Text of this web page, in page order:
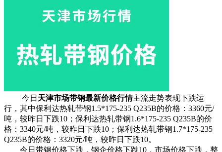
今日 天津市场带钢最新价格行情主流走势表现下跌运
行，其中保利达热轧带钢1.5*175-235 Q235B的价格：3360元/
吨，较昨日下跌10；保利达热轧带钢1.6*175-235 Q235B的价
格：3340元/吨，较昨日下跌10；保利达热轧带钢1.7*175-235
Q235B的价格：3320元/吨，较昨日下跌10。
今日带钢价格下跌，钢企价格下跌10，市场价格下跌，整